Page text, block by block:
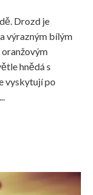
Drozd je
výrazným bílým
oranžovým
hnědá s
vyskytují po